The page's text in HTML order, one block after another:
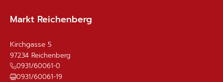
Markt Reichenberg
Kirchgasse 5
97234 Reichenberg
0931/60061-0
0931/60061-19